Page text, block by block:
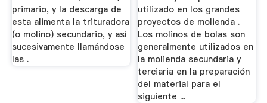
primario, y la descarga de
esta alimenta la trituradora
(o molino) secundario, y así
sucesivamente llamándose
las .
utilizado en los grandes
proyectos de molienda .
Los molinos de bolas son
generalmente utilizados en
la molienda secundaria y
terciaria en la preparación
del material para el
siguiente ...